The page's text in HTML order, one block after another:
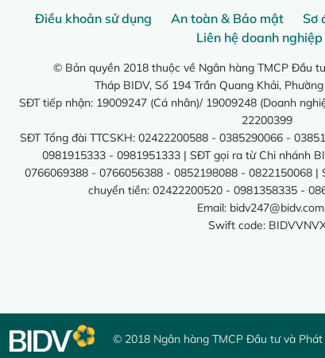
Điều khoản sử dụng An toàn & Bảo mật Sơ
Liên hệ doanh nghiệp
© Bản quyền 2018 thuộc về Ngân hàng TMCP Đầu
Tháp BIDV, Số 194 Trần Quang Khải,
SĐT tiếp nhận: 19009247 (Cá nhân)/ 19009248 (Doanh
22200399
SĐT Tổng đài TTCSKH: 02422200588 - 0385290066 -
0981915333 - 0981951333 | SĐT gọi ra từ Chi nhánh
0766069388 - 0766056388 - 0852198088 - 0822150068 |
chuyển tiền: 02422200520 - 0981358335 -
Email:
Swift code:
© 2018 Ngân hàng TMCP Đầu tư và